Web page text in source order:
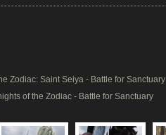
Zodiac: Saint Seiya - Battle for Sanctuary
of the Zodiac - Battle for Sanctuary